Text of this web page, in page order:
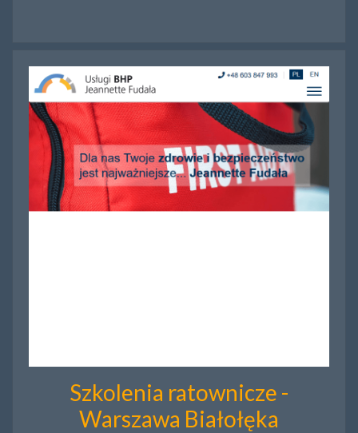
Szkolenia ratownicze -
Warszawa Białołęka